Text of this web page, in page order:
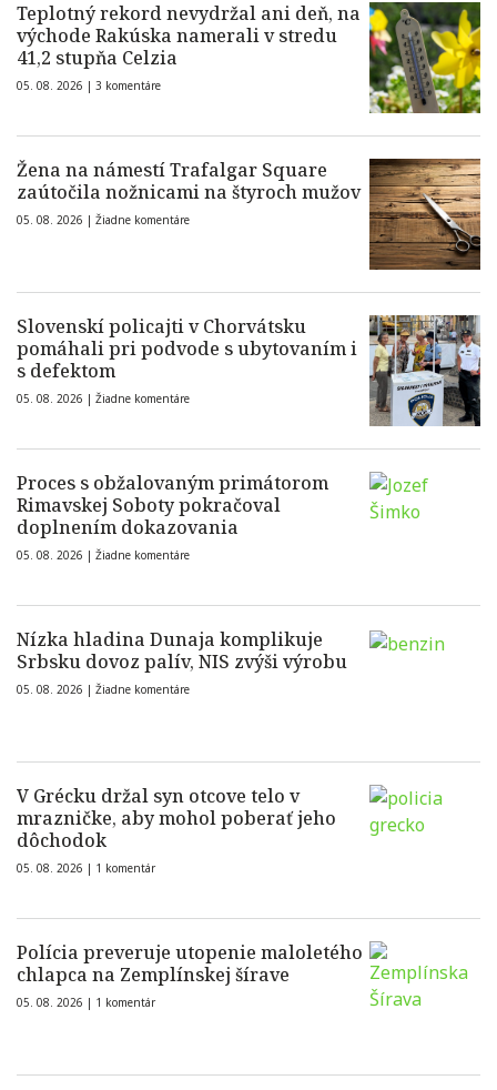
Teplotný rekord nevydržal ani deň, na
východe Rakúska namerali v stredu
41,2 stupňa Celzia
05. 08. 2026 | 3 komentáre
Žena na námestí Trafalgar Square
zaútočila nožnicami na štyroch mužov
05. 08. 2026 | Žiadne komentáre
Slovenskí policajti v Chorvátsku
pomáhali pri podvode s ubytovaním i
s defektom
05. 08. 2026 | Žiadne komentáre
Proces s obžalovaným primátorom
Rimavskej Soboty pokračoval
doplnením dokazovania
05. 08. 2026 | Žiadne komentáre
Nízka hladina Dunaja komplikuje
Srbsku dovoz palív, NIS zvýši výrobu
05. 08. 2026 | Žiadne komentáre
V Grécku držal syn otcove telo v
mrazničke, aby mohol poberať jeho
dôchodok
05. 08. 2026 | 1 komentár
Polícia preveruje utopenie maloletého
chlapca na Zemplínskej šírave
05. 08. 2026 | 1 komentár